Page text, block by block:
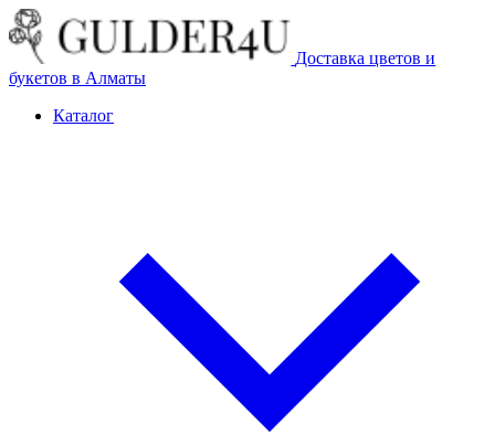
Доставка цветов и
букетов в Алматы
Каталог